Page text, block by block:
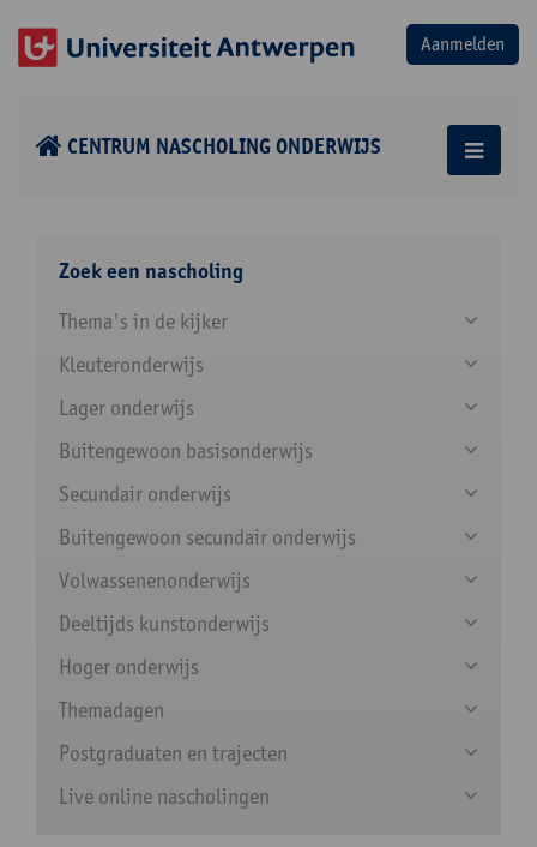
CENTRUM NASCHOLING ONDERWIJS
Zoek een nascholing
Thema's in de kijker
Kleuteronderwijs
Lager onderwijs
Buitengewoon basisonderwijs
Secundair onderwijs
Buitengewoon secundair onderwijs
Volwassenenonderwijs
Deeltijds kunstonderwijs
Hoger onderwijs
Themadagen
Postgraduaten en trajecten
Live online nascholingen